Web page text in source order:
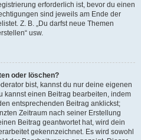
erforderlich ist, bevor du einen
sind jeweils am Ende der
Z. B. „Du darfst neue Themen
usw.
oder löschen?
bist, kannst du nur deine eigenen
kannst einen Beitrag bearbeiten, indem
entsprechenden Beitrag anklickst;
Zeitraum nach seiner Erstellung
Beitrag geantwortet hat, wird dein
gekennzeichnet. Es wird sowohl